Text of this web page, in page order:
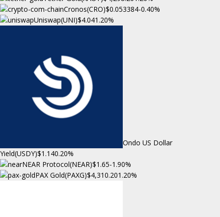
Cronos(CRO)$0.053384-0.40%
Uniswap(UNI)$4.041.20%
Ondo US Dollar
Yield(USDY)$1.140.20%
NEAR Protocol(NEAR)$1.65-1.90%
PAX Gold(PAXG)$4,310.201.20%